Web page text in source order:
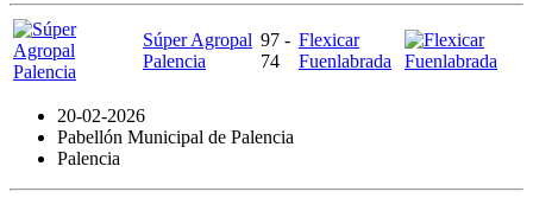
Súper Agropal
Palencia
97 -
74
Flexicar
Fuenlabrada
20-02-2026
Pabellón Municipal de Palencia
Palencia